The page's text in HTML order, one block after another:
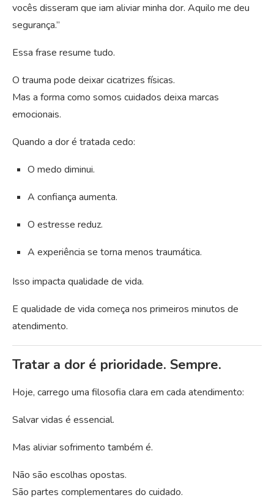
vocês disseram que iam aliviar minha dor. Aquilo me deu
segurança.”
Essa frase resume tudo.
O trauma pode deixar cicatrizes físicas.
Mas a forma como somos cuidados deixa marcas
emocionais.
Quando a dor é tratada cedo:
O medo diminui.
A confiança aumenta.
O estresse reduz.
A experiência se torna menos traumática.
Isso impacta qualidade de vida.
E qualidade de vida começa nos primeiros minutos de
atendimento.
Tratar a dor é prioridade. Sempre.
Hoje, carrego uma filosofia clara em cada atendimento:
Salvar vidas é essencial.
Mas aliviar sofrimento também é.
Não são escolhas opostas.
São partes complementares do cuidado.